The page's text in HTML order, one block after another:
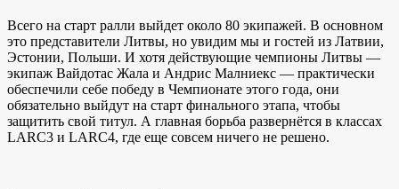
Всего на старт ралли выйдет около 80 экипажей. В основном
это представители Литвы, но увидим мы и гостей из Латвии,
Эстонии, Польши. И хотя действующие чемпионы Литвы —
экипаж Вайдотас Жала и Андрис Малниекс — практически
обеспечили себе победу в Чемпионате этого года, они
обязательно выйдут на старт финального этапа, чтобы
защитить свой титул. А главная борьба развернётся в классах
LARC3 и LARC4, где еще совсем ничего не решено.